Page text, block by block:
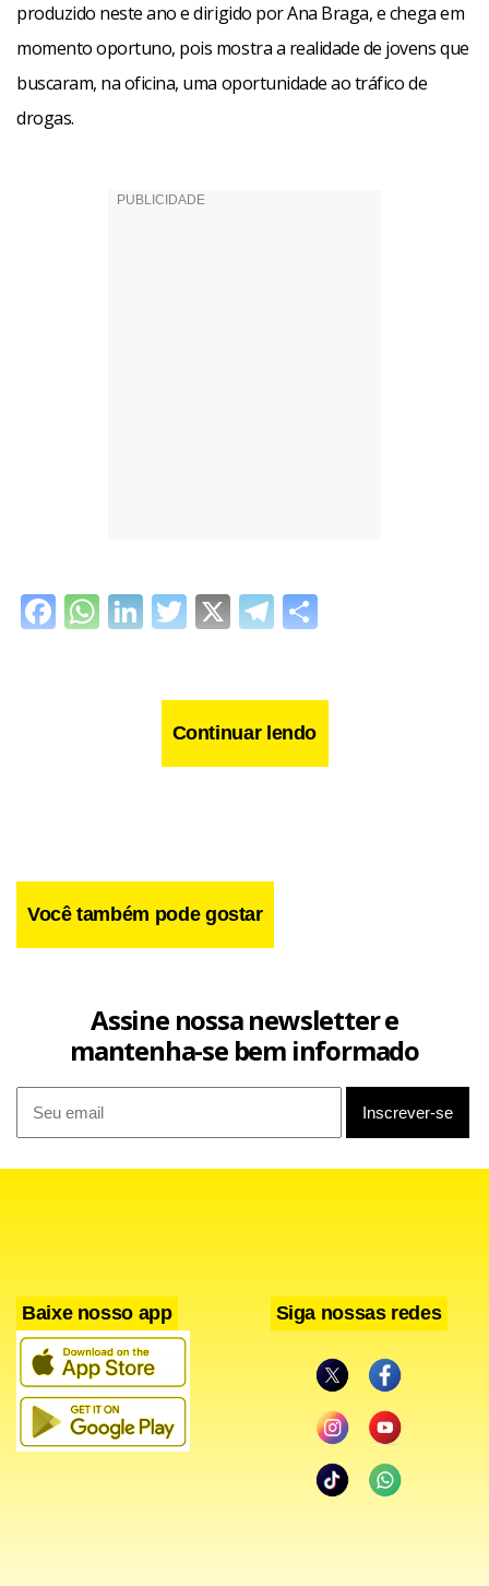
produzido neste ano e dirigido por Ana Braga, e chega em
momento oportuno, pois mostra a realidade de jovens que
buscaram, na oficina, uma oportunidade ao tráfico de
drogas.
Facebook
WhatsApp
LinkedIn
Twitter
X Telegram
Continuar lendo
Você também pode gostar
Assine nossa newsletter e
mantenha-se bem informado
Baixe nosso app Siga nossas redes